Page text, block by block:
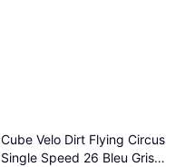
Cube Velo Dirt Flying Circus
Single Speed 26 Bleu Gris